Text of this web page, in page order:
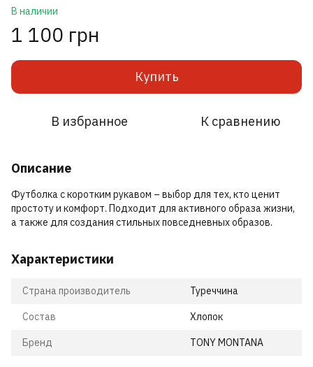
В наличии
1 100 грн
Купить
В избранное К сравнению
Описание
Футболка с коротким рукавом – выбор для тех, кто ценит
простоту и комфорт. Подходит для активного образа жизни,
а также для создания стильных повседневных образов.
Характеристики
Страна производитель Туреччина
Состав Хлопок
Бренд TONY MONTANA